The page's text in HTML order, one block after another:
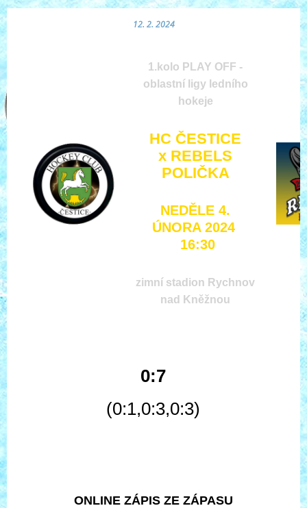
12. 2. 2024
1.kolo PLAY OFF -
oblastní ligy ledního
hokeje
HC ČESTICE
x REBELS
POLIČKA
NEDĚLE 4.
ÚNORA 2024
16:30
zimní stadion Rychnov
nad Kněžnou
0:7
(0:1,0:3,0:3)
ONLINE ZÁPIS ZE ZÁPASU